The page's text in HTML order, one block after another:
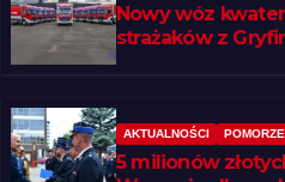
Nowy wóz
strażaków z
AKTUALNOŚCI
5 milionów